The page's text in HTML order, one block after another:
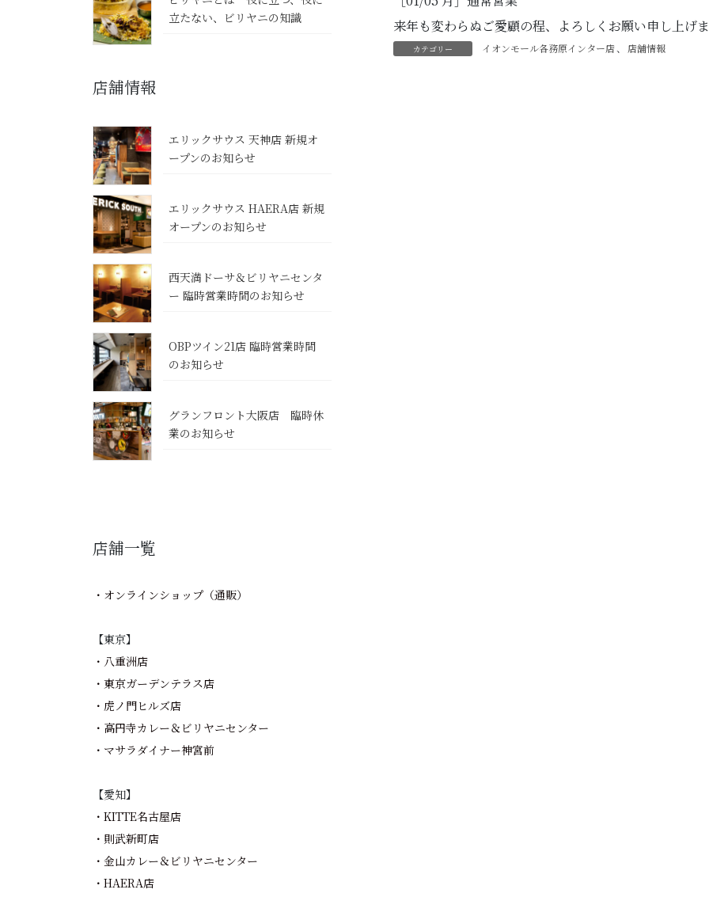
来年も変わらぬご愛顧の程、よろしくお願い申し上げ
カテゴリー イオンモール各務原インター店、 店舗情報
立たない、ビリヤニの知識
店舗情報
エリックサウス 天神店 新規オ
ープンのお知らせ
エリックサウス HAERA店 新規
オープンのお知らせ
西天満ドーサ＆ビリヤニセンタ
ー 臨時営業時間のお知らせ
OBPツイン21店 臨時営業時間
のお知らせ
グランフロント大阪店 臨時休
業のお知らせ
店舗一覧
・オンラインショップ（通販）
【東京】
・八重洲店
・東京ガーデンテラス店
・虎ノ門ヒルズ店
・高円寺カレー＆ビリヤニセンター
・マサラダイナー神宮前
【愛知】
・KITTE名古屋店
・則武新町店
・金山カレー＆ビリヤニセンター
・HAERA店